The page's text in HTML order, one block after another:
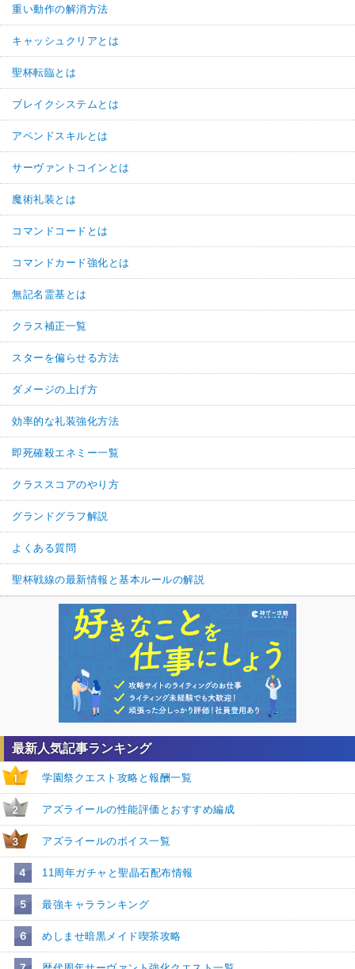
最新人気記事ランキング
1 学園祭クエスト攻略と報酬一覧
2 アズライールの性能評価とおすすめ編成
3 アズライールのボイス一覧
4 11周年ガチャと聖晶石配布情報
5 最強キャラランキング
6 めしませ暗黒メイド喫茶攻略
重い動作の解消方法
キャッシュクリアとは
聖杯転臨とは
ブレイクシステムとは
アペンドスキルとは
サーヴァントコインとは
魔術礼装とは
コマンドコードとは
コマンドカード強化とは
無記名霊基とは
クラス補正一覧
スターを偏らせる方法
ダメージの上げ方
効率的な礼装強化方法
即死確殺エネミー一覧
クラススコアのやり方
グランドグラフ解説
よくある質問
聖杯戦線の最新情報と基本ルールの解説